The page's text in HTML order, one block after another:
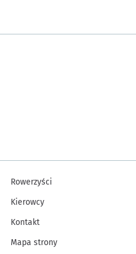
Rowerzyści
Kierowcy
Kontakt
Mapa strony